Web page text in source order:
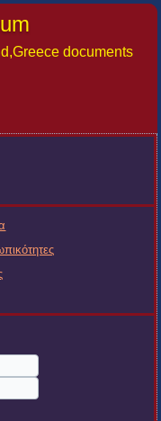
documents